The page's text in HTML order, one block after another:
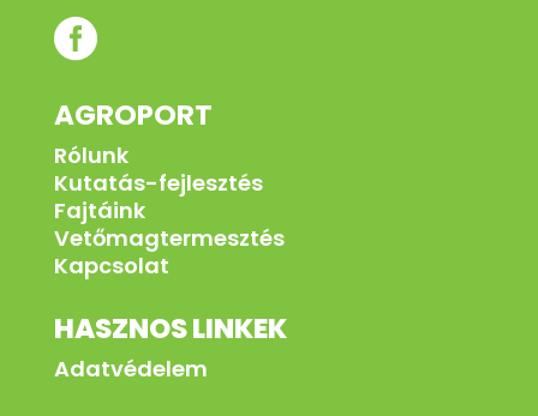

AGROPORT
Rólunk
Kutatás-fejlesztés
Fajtáink
Vetőmagtermesztés
Kapcsolat
HASZNOS LINKEK
Adatvédelem